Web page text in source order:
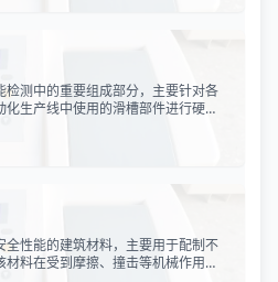
测中的重要组成部分，主要针对各
生产线中使用的滑槽部件进行硬度
和安全性。通过科学的硬度测试，
性能的建筑材料，主要用于配制不
料在受到摩擦、撞击等机械作用